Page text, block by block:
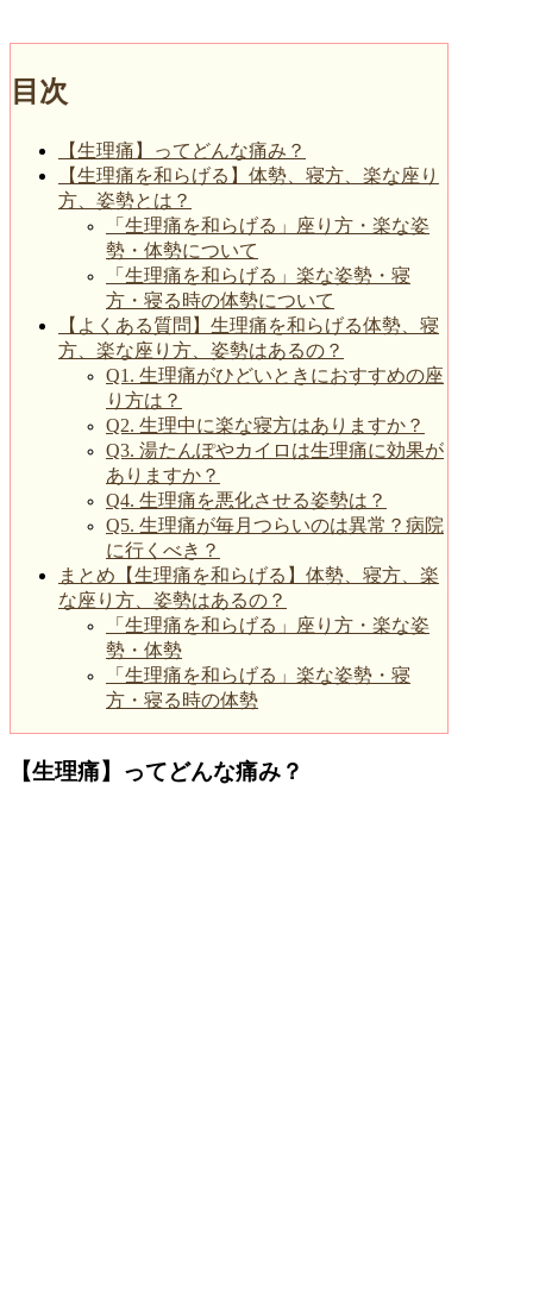
目次
【生理痛】ってどんな痛み？
【生理痛を和らげる】体勢、寝方、楽な座り
方、姿勢とは？
「生理痛を和らげる」座り方・楽な姿
勢・体勢について
「生理痛を和らげる」楽な姿勢・寝
方・寝る時の体勢について
【よくある質問】生理痛を和らげる体勢、寝
方、楽な座り方、姿勢はあるの？
Q1. 生理痛がひどいときにおすすめの座
り方は？
Q2. 生理中に楽な寝方はありますか？
Q3. 湯たんぽやカイロは生理痛に効果が
ありますか？
Q4. 生理痛を悪化させる姿勢は？
Q5. 生理痛が毎月つらいのは異常？病院
に行くべき？
まとめ【生理痛を和らげる】体勢、寝方、楽
な座り方、姿勢はあるの？
「生理痛を和らげる」座り方・楽な姿
勢・体勢
「生理痛を和らげる」楽な姿勢・寝
方・寝る時の体勢
【生理痛】ってどんな痛み？